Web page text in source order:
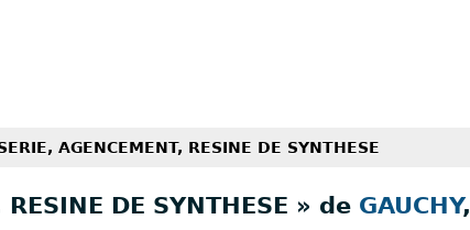
AGENCEMENT, RESINE DE SYNTHESE
DE SYNTHESE » de GAUCHY,